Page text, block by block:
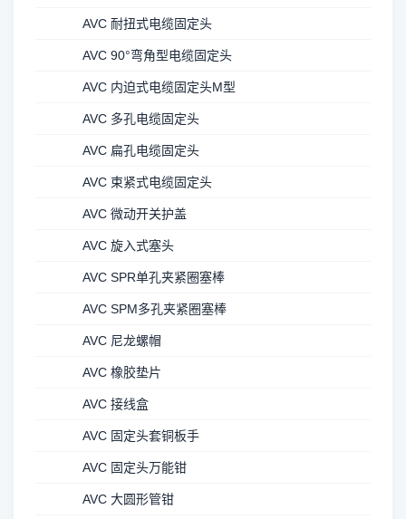
AVC 耐扭式电缆固定头
AVC 90°弯角型电缆固定头
AVC 内迫式电缆固定头M型
AVC 多孔电缆固定头
AVC 扁孔电缆固定头
AVC 束紧式电缆固定头
AVC 微动开关护盖
AVC 旋入式塞头
AVC SPR单孔夹紧圈塞棒
AVC SPM多孔夹紧圈塞棒
AVC 尼龙螺帽
AVC 橡胶垫片
AVC 接线盒
AVC 固定头套铜板手
AVC 固定头万能钳
AVC 大圆形管钳